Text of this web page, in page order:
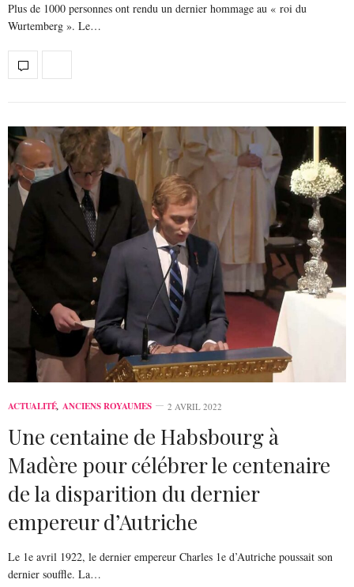
Plus de 1000 personnes ont rendu un dernier hommage au « roi du
Wurtemberg ». Le…
ACTUALITÉ, ANCIENS ROYAUMES 2 AVRIL 2022
Une centaine de Habsbourg à
Madère pour célébrer le centenaire
de la disparition du dernier
empereur d’Autriche
Le 1e avril 1922, le dernier empereur Charles 1e d’Autriche poussait son
dernier souffle. La…